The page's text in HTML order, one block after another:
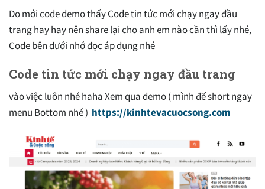
Do mới code demo thấy Code tin tức mới chạy ngay đầu
trang hay hay nên share lại cho anh em nào cần thì lấy nhé,
Code bên dưới nhớ đọc áp dụng nhé
Code tin tức mới chạy ngay đầu trang
vào việc luôn nhé haha Xem qua demo ( mình để short ngay
menu Bottom nhé ) https://kinhtevacuocsong.com